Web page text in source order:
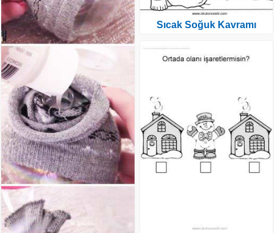
Sıcak Soğuk Kavramı